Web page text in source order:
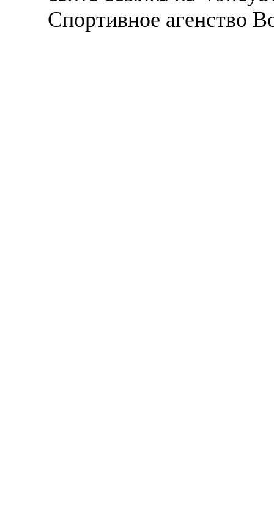
Спортивное агенство